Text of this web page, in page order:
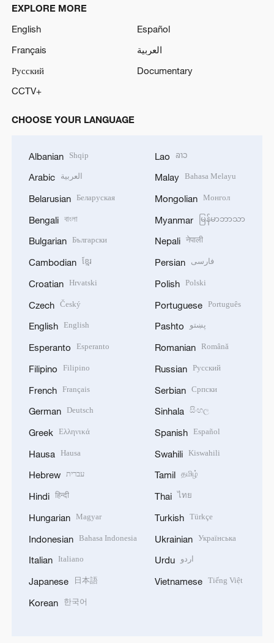
EXPLORE MORE
English
Español
Français
العربية
Русский
Documentary
CCTV+
CHOOSE YOUR LANGUAGE
Albanian Shqip
Arabic العربية
Belarusian Беларуская
Bengali বাংলা
Bulgarian Български
Cambodian ខ្មែរ
Croatian Hrvatski
Czech Český
English English
Esperanto Esperanto
Filipino Filipino
French Français
German Deutsch
Greek Ελληνικά
Hausa Hausa
Hebrew עברית
Hindi हिन्दी
Hungarian Magyar
Indonesian Bahasa Indonesia
Italian Italiano
Japanese 日本語
Korean 한국어
Lao ລາວ
Malay Bahasa Melayu
Mongolian Монгол
Myanmar မြန်မာဘာသာ
Nepali नेपाली
Persian فارسی
Polish Polski
Portuguese Português
Pashto پښتو
Romanian Română
Russian Русский
Serbian Српски
Sinhala සිංහල
Spanish Español
Swahili Kiswahili
Tamil தமிழ்
Thai ไทย
Turkish Türkçe
Ukrainian Українська
Urdu اردو
Vietnamese Tiếng Việt